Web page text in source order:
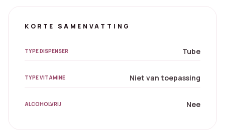
KORTE SAMENVATTING
TYPE DISPENSER Tube
TYPE VITAMINE Niet van toepassing
ALCOHOLVRIJ Nee